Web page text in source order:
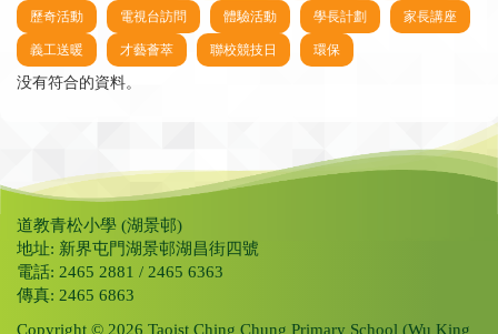
歷奇活動 電視台訪問 體驗活動 學長計劃 家長講座
義工送暖 才藝薈萃 聯校競技日 環保
没有符合的資料。
道教青松小學 (湖景邨)
地址: 新界屯門湖景邨湖昌街四號
電話: 2465 2881 / 2465 6363
傳真: 2465 6863
Copyright © 2026 Taoist Ching Chung Primary School (Wu King